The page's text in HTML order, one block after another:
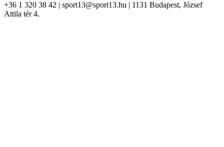
+36 1 320 38 42 | sport13@sport13.hu | 1131 Budapest, József
Attila tér 4.